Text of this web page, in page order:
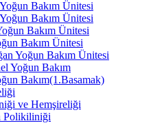
Bakım Ünitesi
Bakım Ünitesi
Bakım Ünitesi
Bakım Ünitesi
Yoğun Bakım Ünitesi
Yoğun Bakım
Bakım(1.Basamak)
ve Hemşireliği
Polikiliniği